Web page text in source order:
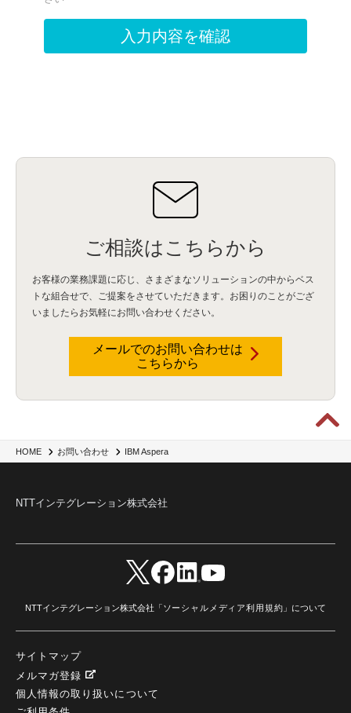
HOME お問い合わせ IBM Aspera
ご相談はこちらから
お客様の業務課題に応じ、さまざまなソリューションの中からベス
トな組合せで、
ご提案をさせていただきます。お困りのことがござ
いましたらお気軽にお問い合わせください。
メールでのお問い合わせは
こちらから
NTTインテグレーション株式会社
NTTインテグレーション株式会社「ソーシャルメディア利用規約 」について
サイトマップ
メルマガ登録
個人情報の取り扱いについて